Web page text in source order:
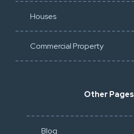
Houses
Commercial Property
Other Pages
Blog